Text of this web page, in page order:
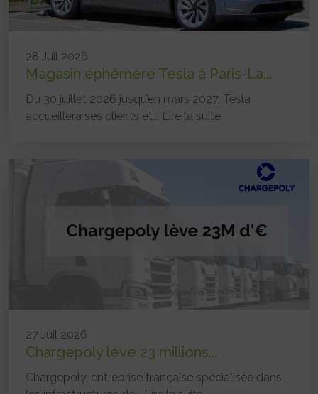
28 Juil 2026
Magasin éphémère Tesla à Paris-La...
Du 30 juillet 2026 jusqu’en mars 2027, Tesla
accueillera ses clients et... Lire la suite
27 Juil 2026
Chargepoly lève 23 millions...
Chargepoly, entreprise française spécialisée dans